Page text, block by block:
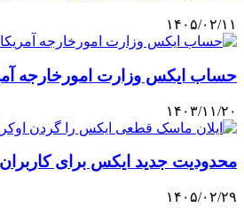
۱۴۰۵/۰۲/۱۱
حساب ایکس وزارت امورخارجه
۱۴۰۳/۱۱/۲۰
محدودیت جدید ایکس برای
۱۴۰۵/۰۲/۲۹